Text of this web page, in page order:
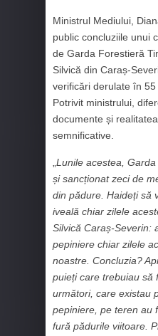
Ministrul Mediului,
public concluziile unui
de Garda Forestieră
Silvică din Caraș-
verificări derulate în 55
Potrivit ministrului,
documente și
semnificative.
Lunile acestea,
și sancționat zeci de
din pădure. Haideți să
iveală chiar zilele
Silvică Caraș-Severin:
pepiniere chiar zilele
noastre. Concluzia?
puieți care trebuiau să
următori, care existau
pepiniere, pe teren au
fură pădurile viitoare.